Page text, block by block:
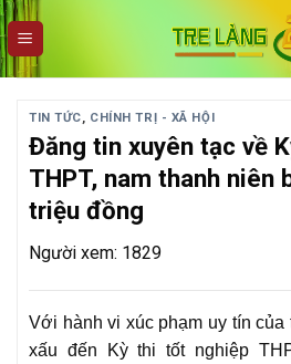
Skip
to
content
TIN TỨC, CHÍNH TRỊ - XÃ HỘI
Đăng tin xuyên tạc về
THPT, nam thanh niên
triệu đồng
Người xem: 1829
Với hành vi xúc phạm uy tín
xấu đến Kỳ thi tốt nghiệp